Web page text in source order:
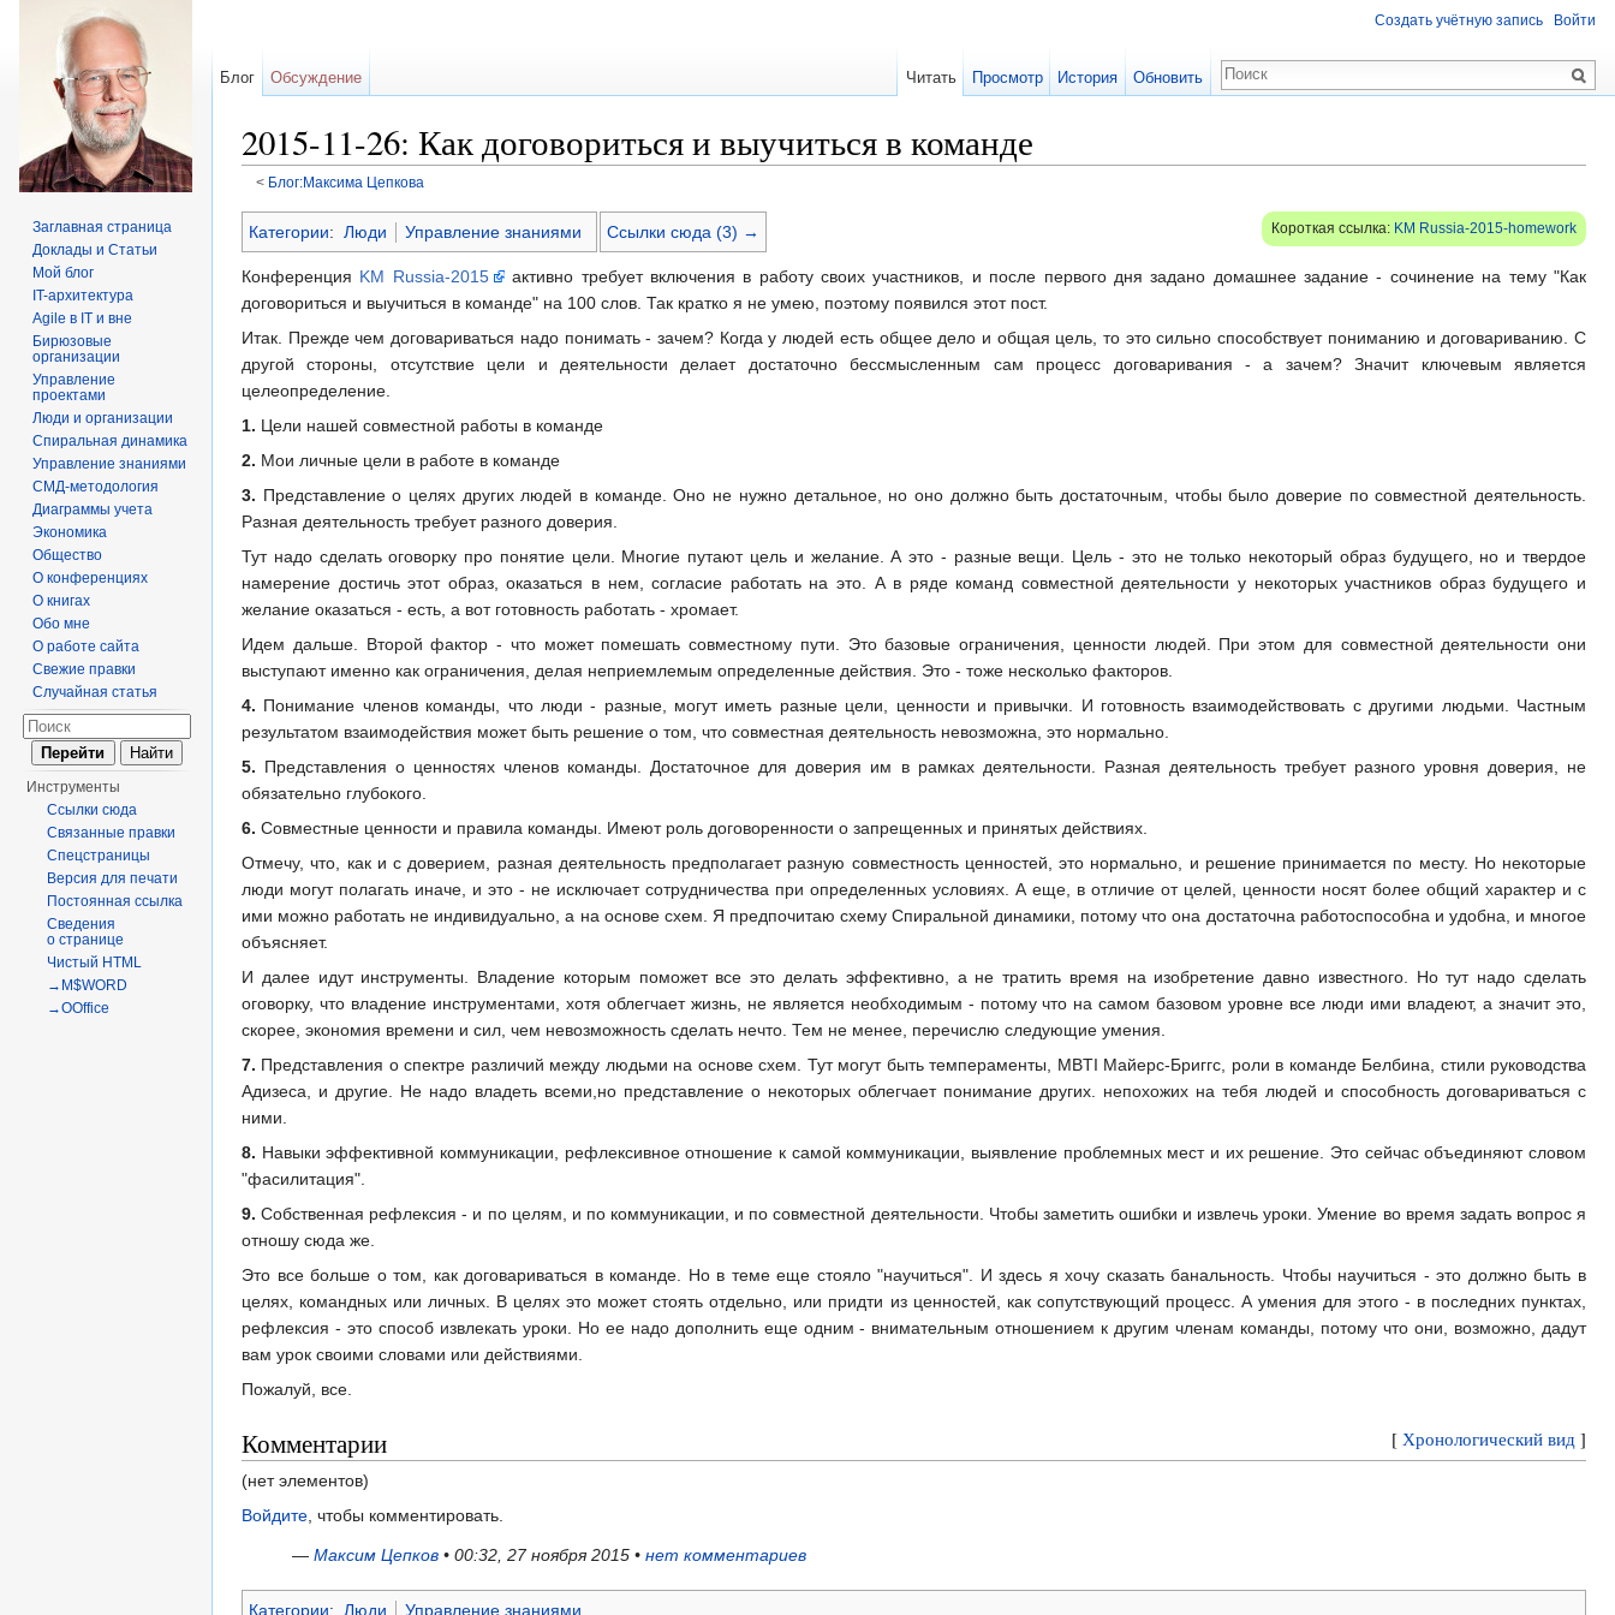
2015-11-26: Как договориться и выучиться в команде
< Блог:Максима Цепкова
Категории: Люди Управление знаниями Короткая ссылка: KM Russia-2015-homework
Ссылки сюда (3) →
Конференция KM Russia-2015
активно требует включения в работу своих участников, и после первого дня задано домашнее задание - сочинение на тему "Как
договориться и выучиться в команде" на 100 слов. Так кратко я не умею, поэтому появился этот пост.
Итак. Прежде чем договариваться надо понимать - зачем? Когда у людей есть общее дело и общая цель, то это сильно способствует пониманию и договариванию. С
другой стороны, отсутствие цели и деятельности делает достаточно бессмысленным сам процесс договаривания - а зачем? Значит ключевым является
целеопределение.
1. Цели нашей совместной работы в команде
2. Мои личные цели в работе в команде
3. Представление о целях других людей в команде. Оно не нужно детальное, но оно должно быть достаточным, чтобы было доверие по совместной деятельность.
Разная деятельность требует разного доверия.
Тут надо сделать оговорку про понятие цели. Многие путают цель и желание. А это - разные вещи. Цель - это не только некоторый образ будущего, но и твердое
намерение достичь этот образ, оказаться в нем, согласие работать на это. А в ряде команд совместной деятельности у некоторых участников образ будущего и
желание оказаться - есть, а вот готовность работать - хромает.
Идем дальше. Второй фактор - что может помешать совместному пути. Это базовые ограничения, ценности людей. При этом для совместной деятельности они
выступают именно как ограничения, делая неприемлемым определенные действия. Это - тоже несколько факторов.
4. Понимание членов команды, что люди - разные, могут иметь разные цели, ценности и привычки. И готовность взаимодействовать с другими людьми. Частным
результатом взаимодействия может быть решение о том, что совместная деятельность невозможна, это нормально.
5. Представления о ценностях членов команды. Достаточное для доверия им в рамках деятельности. Разная деятельность требует разного уровня доверия, не
обязательно глубокого.
6. Совместные ценности и правила команды. Имеют роль договоренности о запрещенных и принятых действиях.
Отмечу, что, как и с доверием, разная деятельность предполагает разную совместность ценностей, это нормально, и решение принимается по месту. Но некоторые
люди могут полагать иначе, и это - не исключает сотрудничества при определенных условиях. А еще, в отличие от целей, ценности носят более общий характер и с
ими можно работать не индивидуально, а на основе схем. Я предпочитаю схему Спиральной динамики, потому что она достаточна работоспособна и удобна, и многое
объясняет.
И далее идут инструменты. Владение которым поможет все это делать эффективно, а не тратить время на изобретение давно известного. Но тут надо сделать
оговорку, что владение инструментами, хотя облегчает жизнь, не является необходимым - потому что на самом базовом уровне все люди ими владеют, а значит это,
скорее, экономия времени и сил, чем невозможность сделать нечто. Тем не менее, перечислю следующие умения.
7. Представления о спектре различий между людьми на основе схем. Тут могут быть темпераменты, MBTI Майерс-Бриггс, роли в команде Белбина, стили руководства
Адизеса, и другие. Не надо владеть всеми,но представление о некоторых облегчает понимание других. непохожих на тебя людей и способность договариваться с
ними.
8. Навыки эффективной коммуникации, рефлексивное отношение к самой коммуникации, выявление проблемных мест и их решение. Это сейчас объединяют словом
"фасилитация".
9. Собственная рефлексия - и по целям, и по коммуникации, и по совместной деятельности. Чтобы заметить ошибки и извлечь уроки. Умение во время задать вопрос я
отношу сюда же.
Это все больше о том, как договариваться в команде. Но в теме еще стояло "научиться". И здесь я хочу сказать банальность. Чтобы научиться - это должно быть в
целях, командных или личных. В целях это может стоять отдельно, или придти из ценностей, как сопутствующий процесс. А умения для этого - в последних пунктах,
рефлексия - это способ извлекать уроки. Но ее надо дополнить еще одним - внимательным отношением к другим членам команды, потому что они, возможно, дадут
вам урок своими словами или действиями.
Пожалуй, все.
[ Хронологический вид ]
Комментарии
(нет элементов)
Войдите , чтобы комментировать.
— Максим Цепков • 00:32, 27 ноября 2015 • нет комментариев
Категории: Люди Управление знаниями
Создать учётную запись Войти
Блог Обсуждение Читать Просмотр История Обновить
Заглавная страница
Доклады и Статьи
Мой блог
IT-архитектура
Agile в IT и вне
Бирюзовые
организации
Управление
проектами
Люди и организации
Спиральная динамика
Управление знаниями
СМД-методология
Диаграммы учета
Экономика
Общество
О конференциях
О книгах
Обо мне
О работе сайта
Свежие правки
Случайная статья
Инструменты
Ссылки сюда
Связанные правки
Спецстраницы
Версия для печати
Постоянная ссылка
Сведения
о странице
Чистый HTML
→M$WORD
→OOffice